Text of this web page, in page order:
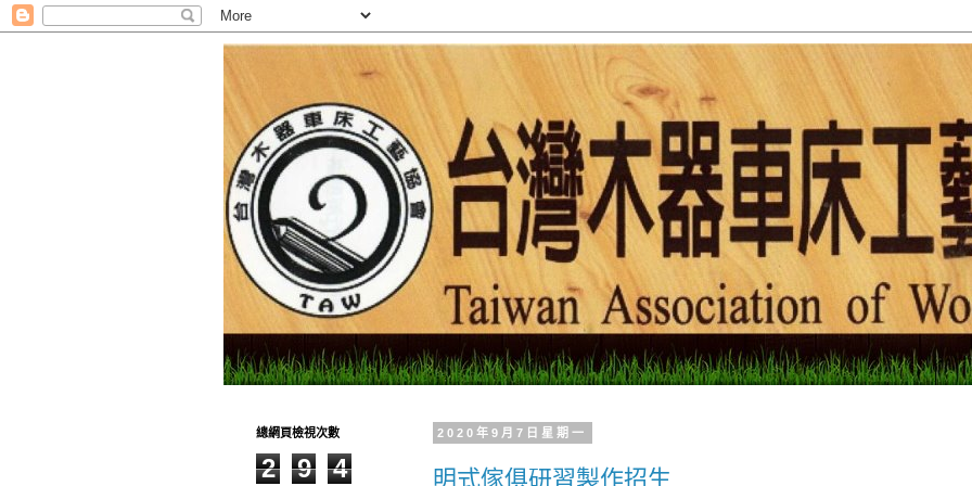
2020年9月7日星期一
明式傢俱研習製作招生
總網頁檢視次數
2 9 4